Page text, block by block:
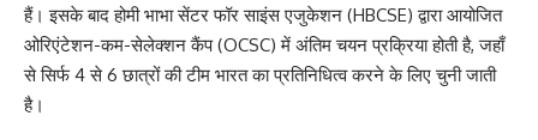
हैं। इसके बाद होमी भाभा सेंटर फॉर साइंस एजुकेशन (HBCSE) द्वारा आयोजित
ओरिएंटेशन-कम-सेलेक्शन कैंप (OCSC) में अंतिम चयन प्रक्रिया होती है, जहाँ
से सिर्फ 4 से 6 छात्रों की टीम भारत का प्रतिनिधित्व करने के लिए चुनी जाती
है।